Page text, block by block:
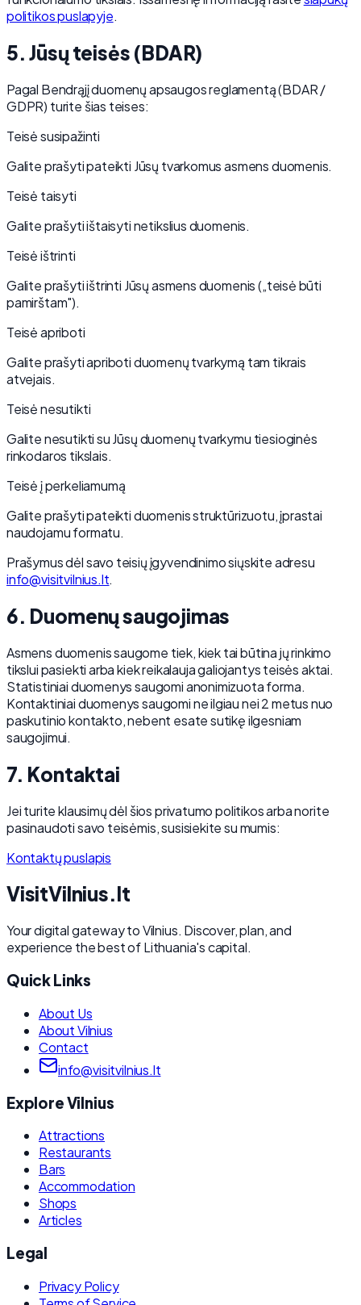
politikos puslapyje.
5. Jūsų teisės (BDAR)
Pagal Bendrąjį duomenų apsaugos reglamentą (BDAR /
GDPR) turite šias teises:
Teisė susipažinti
Galite prašyti pateikti Jūsų tvarkomus asmens duomenis.
Teisė taisyti
Galite prašyti ištaisyti netikslius duomenis.
Teisė ištrinti
Galite prašyti ištrinti Jūsų asmens duomenis („teisė būti
pamirštam").
Teisė apriboti
Galite prašyti apriboti duomenų tvarkymą tam tikrais
atvejais.
Teisė nesutikti
Galite nesutikti su Jūsų duomenų tvarkymu tiesioginės
rinkodaros tikslais.
Teisė į perkeliamumą
Galite prašyti pateikti duomenis struktūrizuotu, įprastai
naudojamu formatu.
Prašymus dėl savo teisių įgyvendinimo siųskite adresu
info@visitvilnius.lt.
6. Duomenų saugojimas
Asmens duomenis saugome tiek, kiek tai būtina jų rinkimo
tikslui pasiekti arba kiek reikalauja galiojantys teisės aktai.
Statistiniai duomenys saugomi anonimizuota forma.
Kontaktiniai duomenys saugomi ne ilgiau nei 2 metus nuo
paskutinio kontakto, nebent esate sutikę ilgesniam
saugojimui.
7. Kontaktai
Jei turite klausimų dėl šios privatumo politikos arba norite
pasinaudoti savo teisėmis, susisiekite su mumis:
Kontaktų puslapis
VisitVilnius.lt
Your digital gateway to Vilnius. Discover, plan, and
experience the best of Lithuania's capital.
Quick Links
About Us
About Vilnius
Contact
info@visitvilnius.lt
Explore Vilnius
Attractions
Restaurants
Bars
Accommodation
Shops
Articles
Legal
Privacy Policy